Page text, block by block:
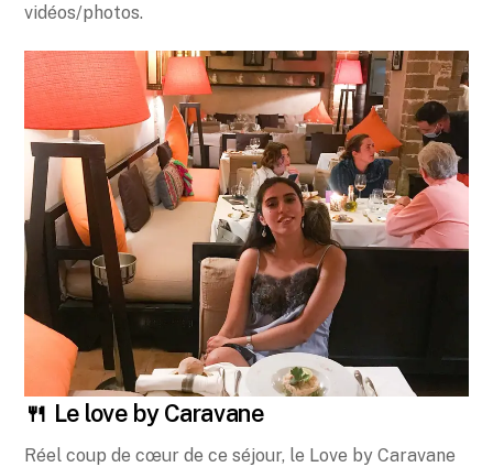
vidéos/photos.
🍴 Le love by Caravane
Réel coup de cœur de ce séjour, le Love by Caravane